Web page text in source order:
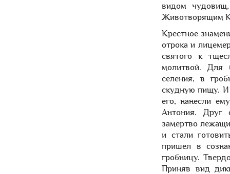
видом
Животворящим
Крестное
отрока и
святого к
молитвой. Для
селения, в
скудную пищу. И
его, нанесли
Антония. Друг
замертво
и стали
пришел в
гробницу.
Приняв вид